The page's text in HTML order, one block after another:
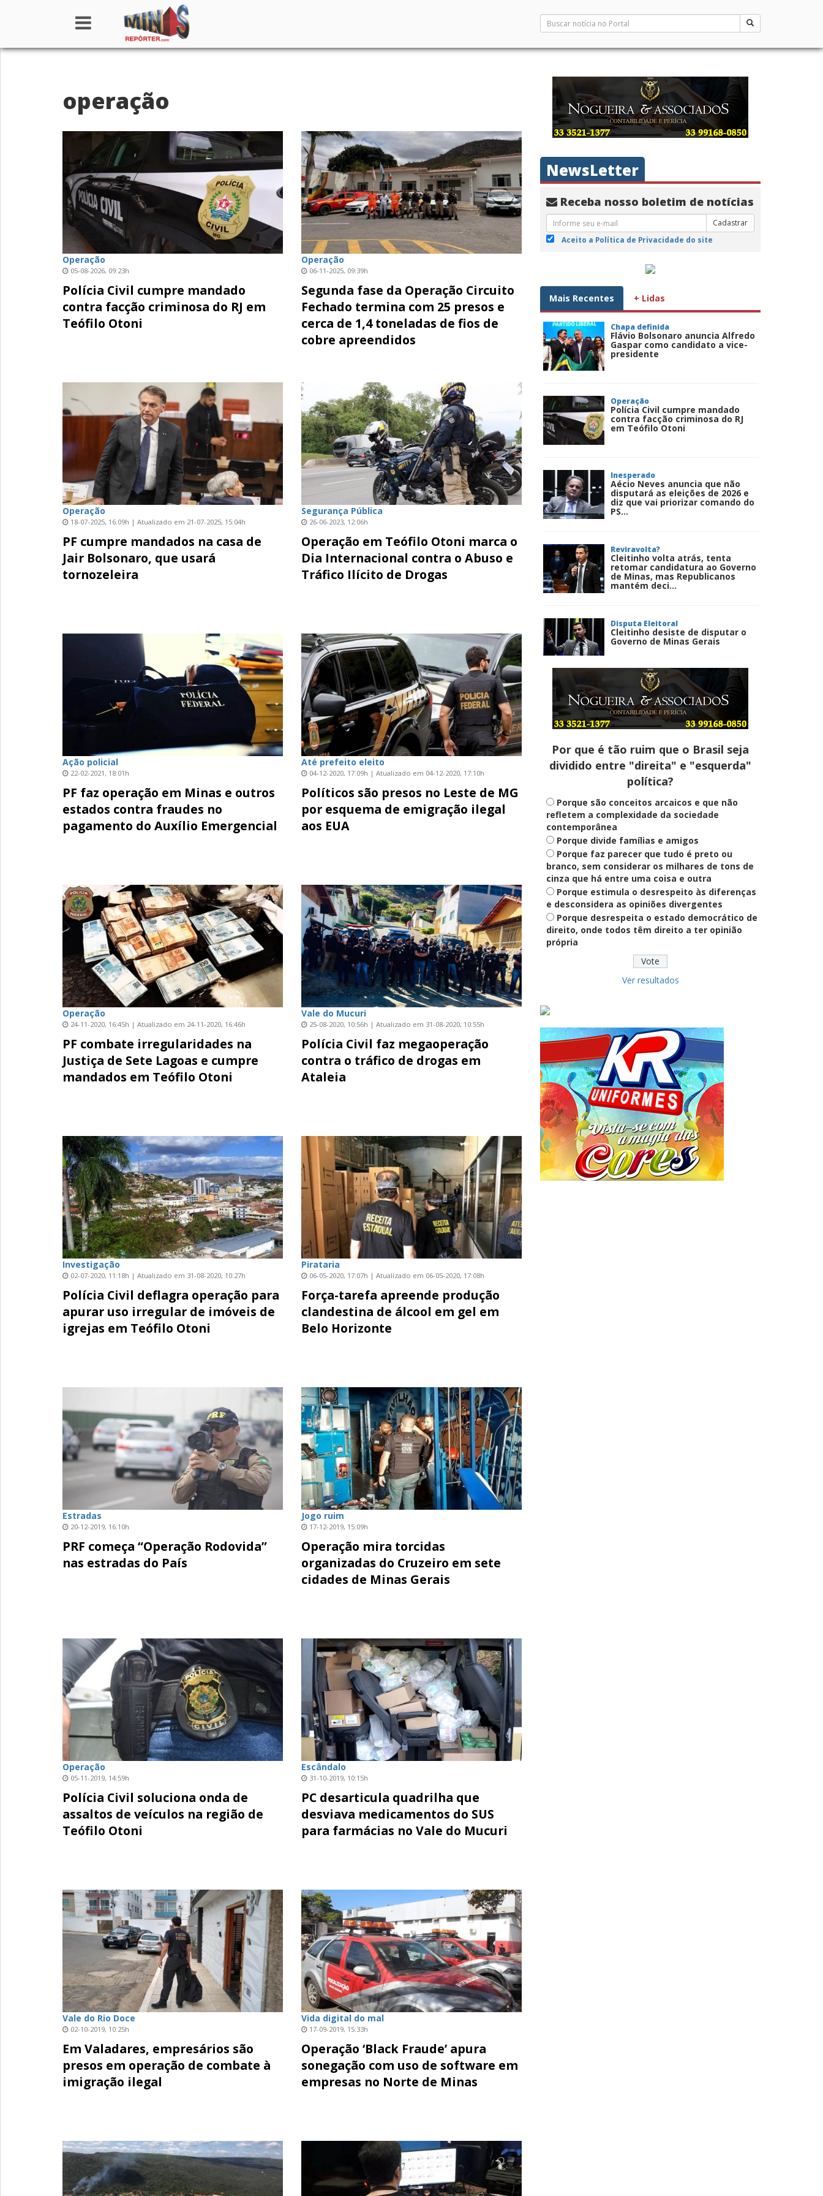
Institucional
Colunistas
operação
Operação
05-08-2026, 09:23h
Polícia Civil cumpre mandado
contra facção criminosa do RJ em
Teófilo Otoni
Operação
06-11-2025, 09:39h
Segunda fase da Operação Circuito
Fechado termina com 25 presos e
cerca de 1,4 toneladas de fios de
cobre apreendidos
Operação
18-07-2025, 16:09h | Atualizado em 21-07-2025, 15:04h
PF cumpre mandados na casa de
Jair Bolsonaro, que usará
tornozeleira
Segurança Pública
26-06-2023, 12:06h
Operação em Teófilo Otoni marca o
Dia Internacional contra o Abuso e
Tráfico Ilícito de Drogas
Ação policial
22-02-2021, 18:01h
PF faz operação em Minas e outros
estados contra fraudes no
pagamento do Auxílio Emergencial
Até prefeito eleito
04-12-2020, 17:09h | Atualizado em 04-12-2020, 17:10h
Políticos são presos no Leste de MG
por esquema de emigração ilegal
aos EUA
Operação
24-11-2020, 16:45h | Atualizado em 24-11-2020, 16:46h
PF combate irregularidades na
Justiça de Sete Lagoas e cumpre
mandados em Teófilo Otoni
Vale do Mucuri
25-08-2020, 10:56h | Atualizado em 31-08-2020, 10:55h
Polícia Civil faz megaoperação
contra o tráfico de drogas em
Ataleia
Investigação
02-07-2020, 11:18h | Atualizado em 31-08-2020, 10:27h
Polícia Civil deflagra operação para
apurar uso irregular de imóveis de
igrejas em Teófilo Otoni
Pirataria
06-05-2020, 17:07h | Atualizado em 06-05-2020, 17:08h
Força-tarefa apreende produção
clandestina de álcool em gel em
Belo Horizonte
Estradas
20-12-2019, 16:10h
PRF começa “Operação Rodovida”
nas estradas do País
Jogo ruim
17-12-2019, 15:09h
Operação mira torcidas
organizadas do Cruzeiro em sete
cidades de Minas Gerais
Operação
05-11-2019, 14:59h
Polícia Civil soluciona onda de
assaltos de veículos na região de
Teófilo Otoni
Escândalo
31-10-2019, 10:15h
PC desarticula quadrilha que
desviava medicamentos do SUS
para farmácias no Vale do Mucuri
Vale do Rio Doce
02-10-2019, 10:25h
Em Valadares, empresários são
presos em operação de combate à
imigração ilegal
Vida digital do mal
17-09-2019, 15:33h
Operação ‘Black Fraude’ apura
sonegação com uso de software em
empresas no Norte de Minas
NewsLetter
Receba nosso boletim de notícias
Cadastrar
Aceito a Política de Privacidade do site
Mais Recentes + Lidas
Chapa definida
Flávio Bolsonaro anuncia Alfredo
Gaspar como candidato a vice-
presidente
Operação
Polícia Civil cumpre mandado
contra facção criminosa do RJ
em Teófilo Otoni
Inesperado
Aécio Neves anuncia que não
disputará as eleições de 2026 e
diz que vai priorizar comando do
PS...
Reviravolta?
Cleitinho volta atrás, tenta
retomar candidatura ao Governo
de Minas, mas Republicanos
mantém deci...
Disputa Eleitoral
Cleitinho desiste de disputar o
Governo de Minas Gerais
Entenda
Pix Pensão Alimentícia: entenda
o que é e como solicitar
Saúde Mental
Plataforma oferece escuta em
saúde mental para jovens no SUS
Digital
Definido
PT lança Patrus Ananias como
candidato ao governo de Minas
Gerais
Educação
Fies: pré-selecionados têm até
terça para complementar
ver todas »
Por que é tão ruim que o Brasil seja
dividido entre "direita" e "esquerda"
política?
Porque são conceitos arcaicos e que não
refletem a complexidade da sociedade
contemporânea
Porque divide famílias e amigos
Porque faz parecer que tudo é preto ou
branco, sem considerar os milhares de tons de
cinza que há entre uma coisa e outra
Porque estimula o desrespeito às diferenças
e desconsidera as opiniões divergentes
Porque desrespeita o estado democrático de
direito, onde todos têm direito a ter opinião
própria
Ver resultados